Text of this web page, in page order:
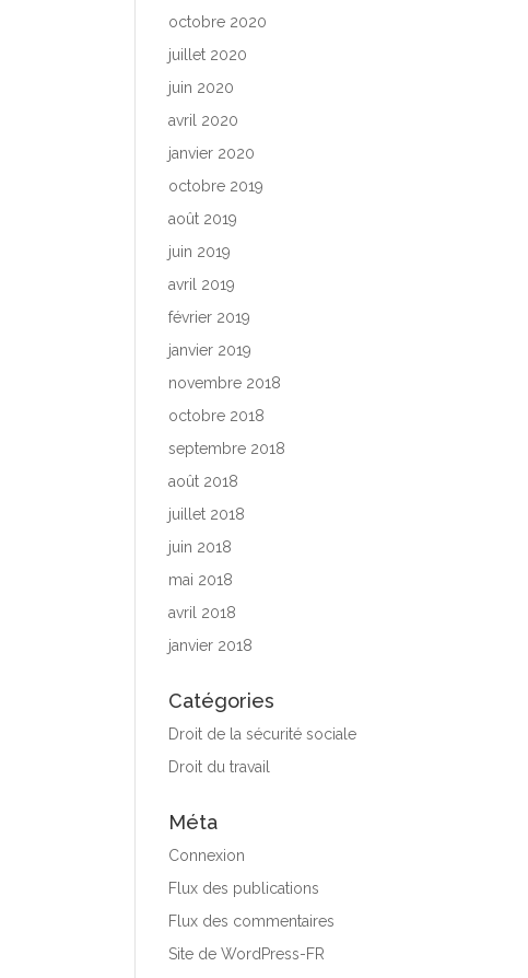
octobre 2020
juillet 2020
juin 2020
avril 2020
janvier 2020
octobre 2019
août 2019
juin 2019
avril 2019
février 2019
janvier 2019
novembre 2018
octobre 2018
septembre 2018
août 2018
juillet 2018
juin 2018
mai 2018
avril 2018
janvier 2018
Catégories
Droit de la sécurité sociale
Droit du travail
Méta
Connexion
Flux des publications
Flux des commentaires
Site de WordPress-FR